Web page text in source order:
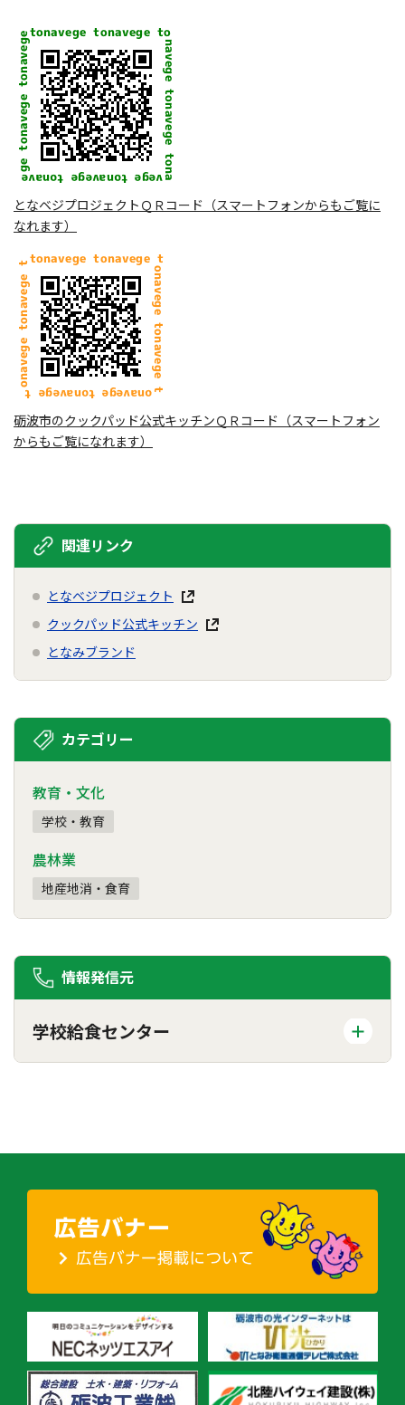
となベジプロジェクトＱＲコード（スマートフォンからもご覧に
なれます）
砺波市のクックパッド公式キッチンＱＲコード（スマートフォン
からもご覧になれます）
関連リンク
となベジプロジェクト
クックパッド公式キッチン
となみブランド
カテゴリー
教育・文化
学校・教育
農林業
地産地消・食育
情報発信元
学校給食センター